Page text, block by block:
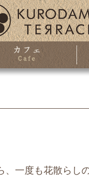
一度も花散らし